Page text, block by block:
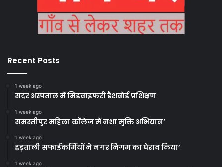
Recent Posts
1 week ago
सदर अस्पताल में मिडवाइफरी डैशबोर्ड प्रशिक्षण
1 week ago
समस्तीपुर महिला कॉलेज में नशा मुक्ति अभियान’
1 week ago
हड़ताली सफाईकर्मियों ने नगर निगम का घेराव किया’
1 week ago